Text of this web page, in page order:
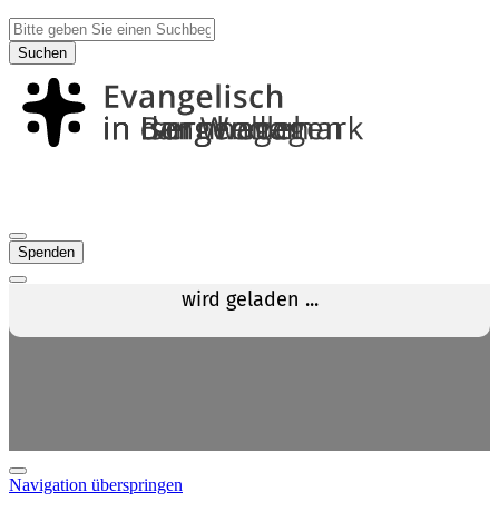
Suchen
Spenden
Navigation überspringen